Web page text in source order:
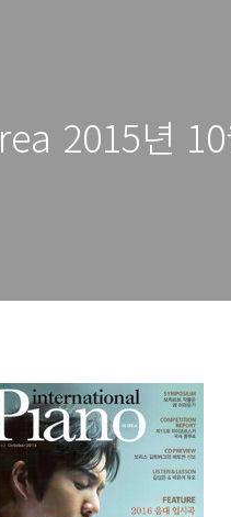
2015년 10